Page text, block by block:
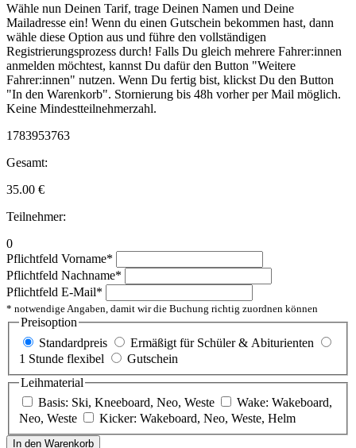
Wähle nun Deinen Tarif, trage Deinen Namen und Deine
Mailadresse ein! Wenn du einen Gutschein bekommen hast, dann
wähle diese Option aus und führe den vollständigen
Registrierungsprozess durch! Falls Du gleich mehrere Fahrer:innen
anmelden möchtest, kannst Du dafür den Button "Weitere
Fahrer:innen" nutzen. Wenn Du fertig bist, klickst Du den Button
"In den Warenkorb". Stornierung bis 48h vorher per Mail möglich.
Keine Mindestteilnehmerzahl.
1783953763
Gesamt:
35.00 €
Teilnehmer:
0
Pflichtfeld Vorname*
Pflichtfeld Nachname*
Pflichtfeld E-Mail*
* notwendige Angaben, damit wir die Buchung richtig zuordnen können
Preisoption
Standardpreis
Ermäßigt für Schüler & Abiturienten
1 Stunde flexibel
Gutschein
Leihmaterial
Basis: Ski, Kneeboard, Neo, Weste
Wake: Wakeboard,
Neo, Weste
Kicker: Wakeboard, Neo, Weste, Helm